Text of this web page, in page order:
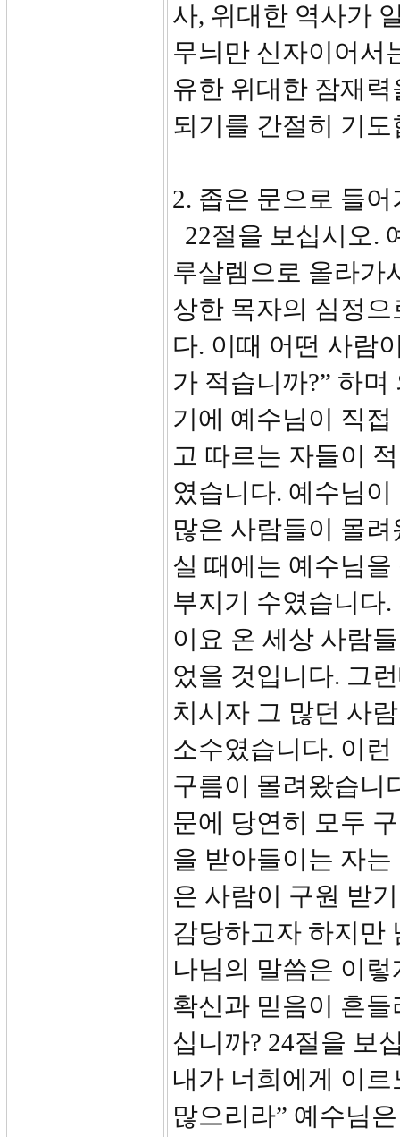
사, 위대한 역사가
무늬만 신자이어서
유한 위대한 잠재
되기를 간절히 기도
2. 좁은 문으로 들
22절을 보십시오.
루살렘으로 올라가
상한 목자의 심정
다. 이때 어떤 사람
가 적습니까?” 하
기에 예수님이 직
고 따르는 자들이
였습니다. 예수님
많은 사람들이 몰
실 때에는 예수님
부지기 수였습니다
이요 온 세상 사람
었을 것입니다. 그
치시자 그 많던 사
소수였습니다. 이
구름이 몰려왔습니
문에 당연히 모두
을 받아들이는 자
은 사람이 구원 받
감당하고자 하지만
나님의 말씀은 이
확신과 믿음이 흔
십니까? 24절을 보
내가 너희에게 이
많으리라” 예수님